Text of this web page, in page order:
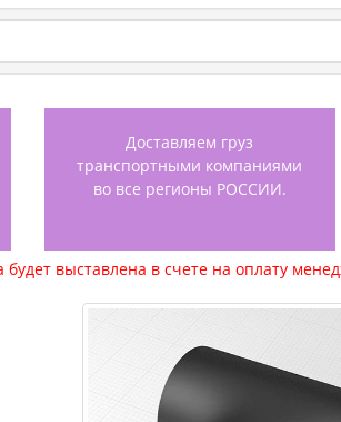
Доставляем груз
транспортными компаниями
во все регионы РОССИИ.
будет выставлена в счете на оплату